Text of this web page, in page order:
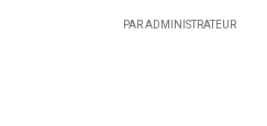
PAR ADMINISTRATEUR